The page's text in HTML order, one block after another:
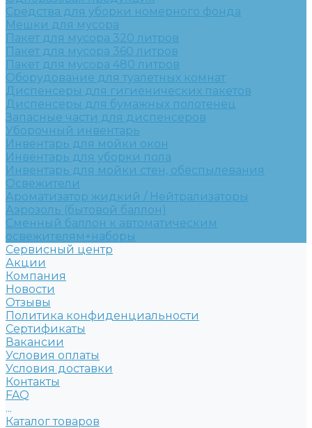
Средства для уборки номерного фонда
Мешки для мусора
Пакет для мусора 320 литров
Пакет для мусора 360 литров
Пакет для мусора 480 литров
Оборудование для туалетных комнат
Диспенсеры для гигиенических пакетов
Диспенсеры для бумажных полотенец
Запасные части для диспенсеров
Уборочный инвентарь
Инвентарь для мойки окон
Инвентарь для уборки пола
Инвентарь для мойки стен, обеспылевания
Освежители
Ароматизатор жидкий / Нейтрализаторы
Аэрозоль (бытовой баллон)
Сменный баллон к автоматическим
освежителям+наборы
Сервисный центр
Акции
Компания
Новости
Отзывы
Политика конфиденциальности
Сертификаты
Вакансии
Условия оплаты
Условия доставки
Контакты
FAQ
...
Каталог товаров